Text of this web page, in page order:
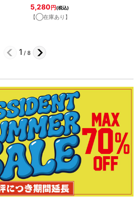
5,280 円(税込)
【◯在庫あり】
1 / 8